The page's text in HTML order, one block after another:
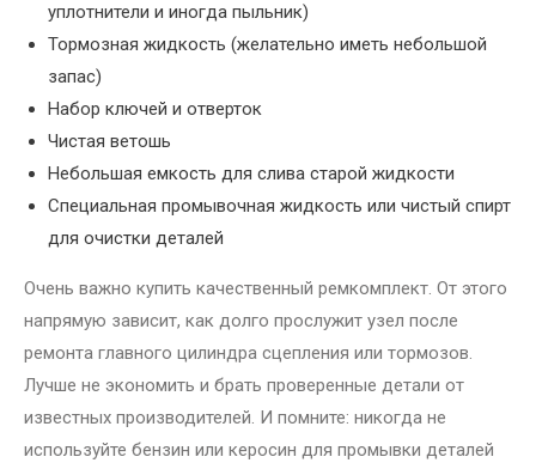
уплотнители и иногда пыльник)
Тормозная жидкость (желательно иметь небольшой
запас)
Набор ключей и отверток
Чистая ветошь
Небольшая емкость для слива старой жидкости
Специальная промывочная жидкость или чистый спирт
для очистки деталей
Очень важно купить качественный ремкомплект. От этого
напрямую зависит, как долго прослужит узел после
ремонта главного цилиндра сцепления или тормозов.
Лучше не экономить и брать проверенные детали от
известных производителей. И помните: никогда не
используйте бензин или керосин для промывки деталей